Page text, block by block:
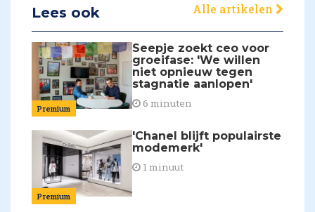
Lees ook Alle artikelen
Premium
Seepje zoekt ceo voor
groeifase: 'We willen
niet opnieuw tegen
stagnatie aanlopen'
6 minuten
Premium
'Chanel blijft populairste
modemerk'
1 minuut